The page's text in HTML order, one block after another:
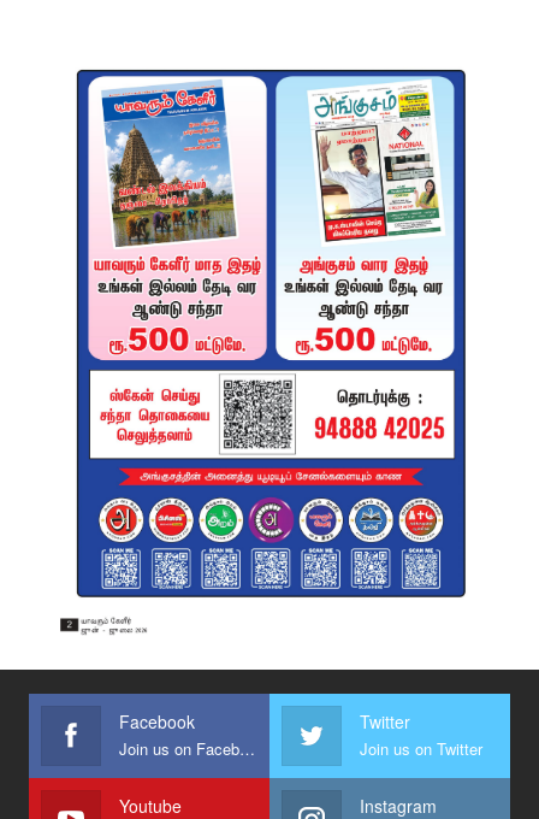
Facebook
Join us on Facebook
Twitter
Join us on Twitter
Youtube Instagram